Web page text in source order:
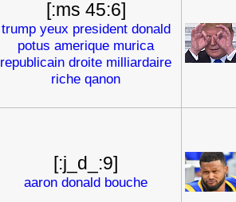
[:ms 45:6]
trump yeux president donald
potus amerique murica
republicain droite milliardaire
riche qanon
[:j_d_:9]
aaron donald bouche